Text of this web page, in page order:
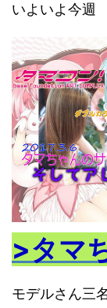
いよいよ今週
>タマ
モデルさん三